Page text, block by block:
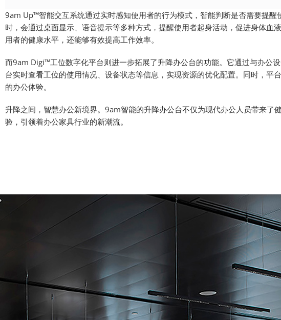
9am Up™智能交互系统通过实时感知使用者的行为模式，智能判断是否需要提
时，会通过桌面显示、语音提示等多种方式，提醒使用者起身活动，促进身体
用者的健康水平，还能够有效提高工作效率。
而9am Digi™工位数字化平台则进一步拓展了升降办公台的功能。它通过与办公
台实时查看工位的使用情况、设备状态等信息，实现资源的优化配置。同时，
的办公体验。
升降之间，智慧办公新境界。9am智能的升降办公台不仅为现代办公人员带来
验，引领着办公家具行业的新潮流。